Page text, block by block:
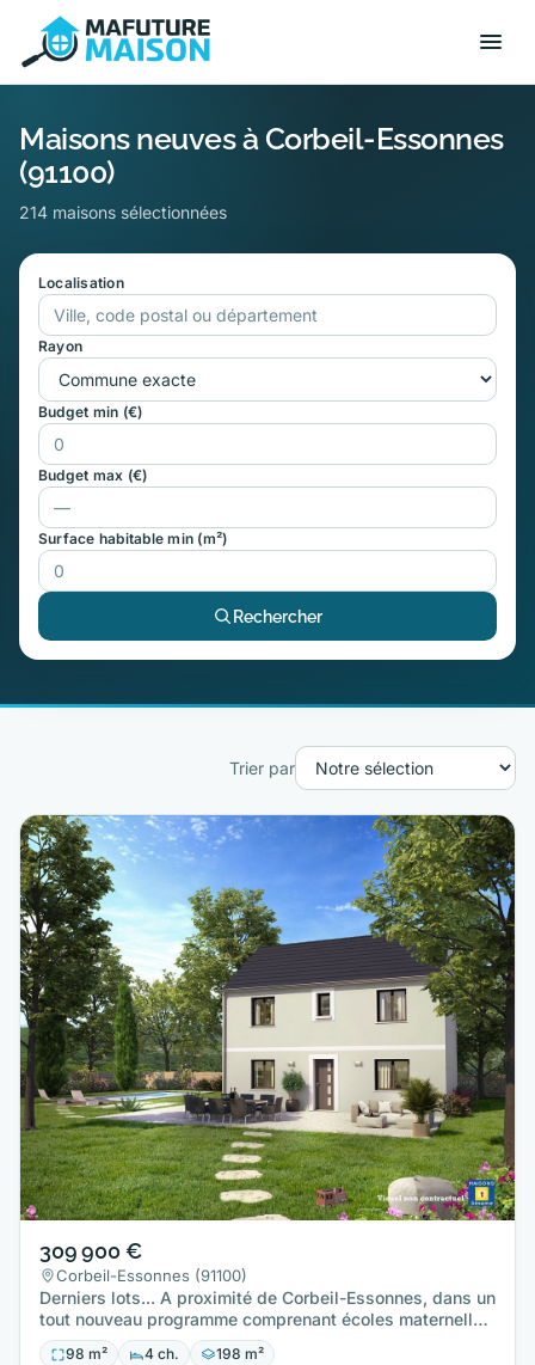
Maisons neuves à Corbeil-Essonnes
(91100)
214 maisons sélectionnées
Localisation
Rayon
Budget min (€)
Budget max (€)
Surface habitable min (m²)
Rechercher
Trier par
309 900 €
Corbeil-Essonnes (91100)
Derniers lots... A proximité de Corbeil-Essonnes, dans un
tout nouveau programme comprenant écoles maternelle
et…
98 m² 4 ch. 198 m²